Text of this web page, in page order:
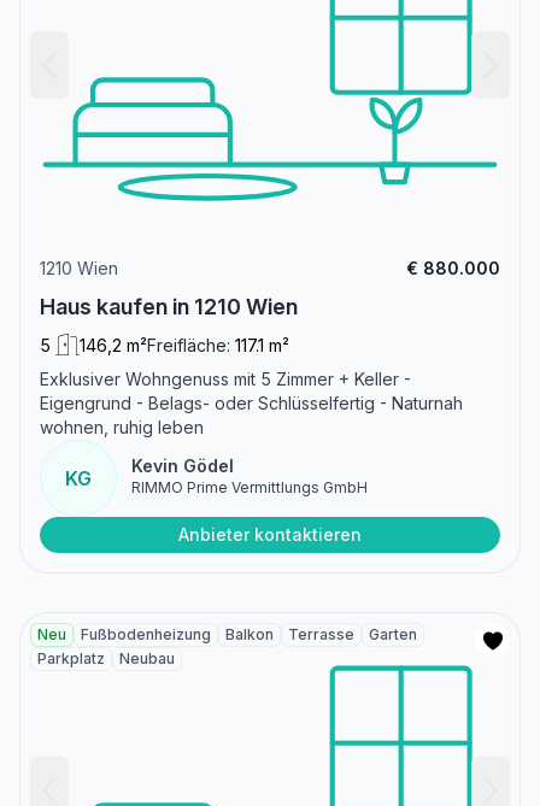
1210 Wien € 880.000
Haus kaufen in 1210 Wien
5 146,2 m²Freifläche: 117.1 m²
Exklusiver Wohngenuss mit 5 Zimmer + Keller -
Eigengrund - Belags- oder Schlüsselfertig - Naturnah
wohnen, ruhig leben
KG
Kevin Gödel
RIMMO Prime Vermittlungs GmbH
Anbieter kontaktieren
Neu Fußbodenheizung Balkon Terrasse
Garten
Parkplatz
Neubau